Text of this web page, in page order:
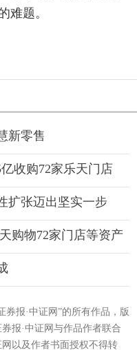
难题。
新零售
收购72家乐天门店
扩张迈出坚实一步
购物72家门店等资产
报·中证网”的所有作品，版
报·中证网与作品作者联合
以及作者书面授权不得转